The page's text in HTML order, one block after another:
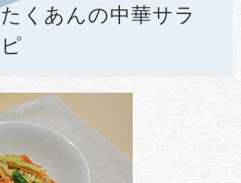
くあんの中華サラ